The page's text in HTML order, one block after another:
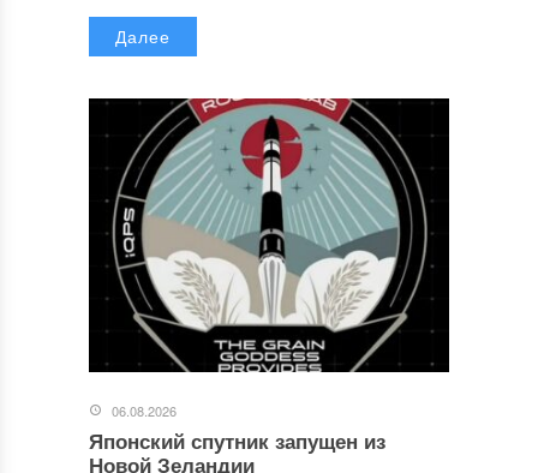
Далее
06.08.2026
Японский спутник запущен из
Новой Зеландии